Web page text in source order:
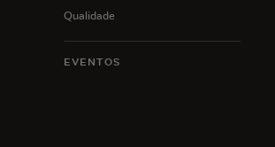
Qualidade
EVENTOS